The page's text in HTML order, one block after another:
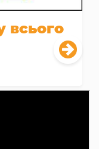
всього